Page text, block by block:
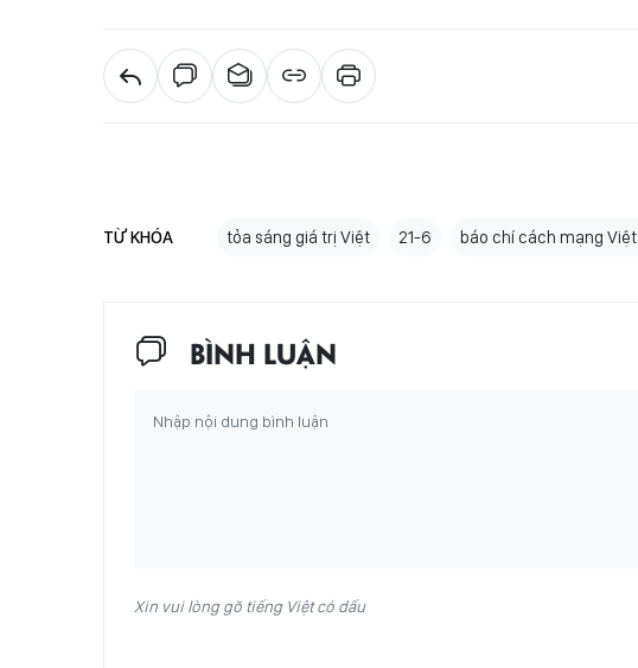
TỪ KHÓA tỏa sáng giá trị Việt 21-6 báo chí cách mạng
BÌNH LUẬN
Xin vui lòng gõ tiếng Việt có dấu